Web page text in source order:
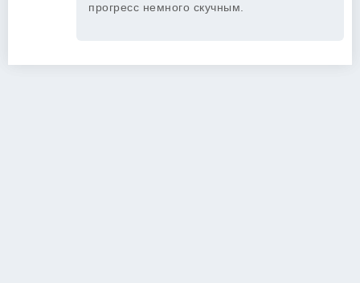
прогресс немного скучным.